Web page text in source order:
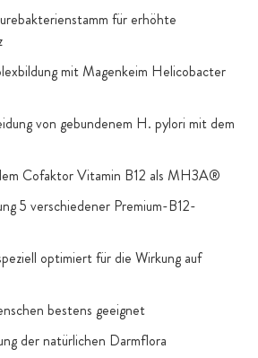
für erhöhte
mit Magenkeim Helicobacter
von gebundenem H. pylori mit dem
Cofaktor Vitamin B12 als MH3A®
5 verschiedener Premium-B12-
optimiert für die Wirkung auf
bestens geeignet
der natürlichen Darmflora